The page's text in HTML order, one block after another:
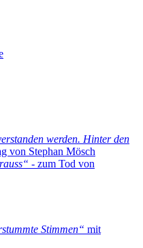
werden. Hinter den
von Stephan Mösch
“ - zum Tod von
Stimmen“ mit